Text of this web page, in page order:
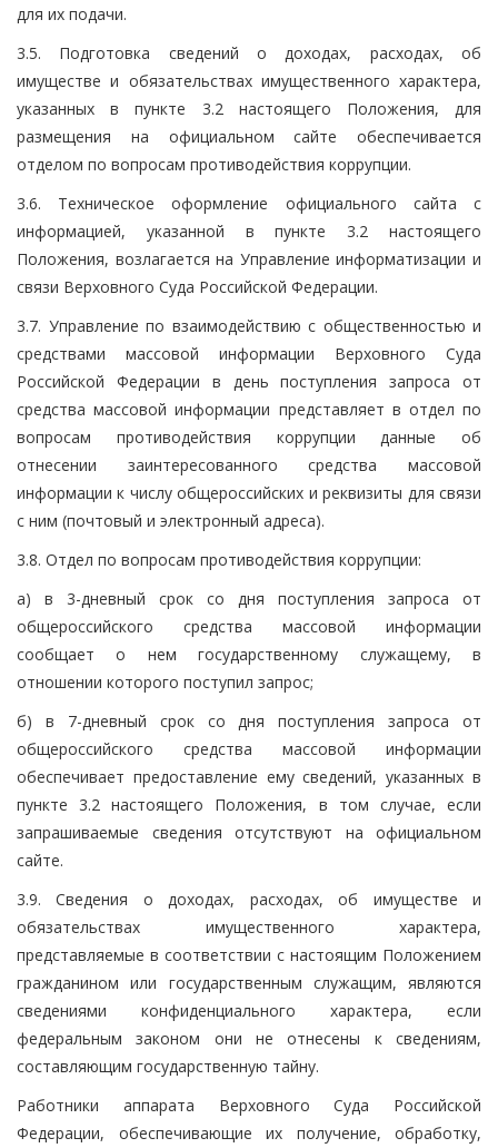
для их подачи.
3.5. Подготовка сведений о доходах, расходах, об
имуществе и обязательствах имущественного характера,
указанных в пункте 3.2 настоящего Положения, для
размещения на официальном сайте обеспечивается
отделом по вопросам противодействия коррупции.
3.6. Техническое оформление официального сайта с
информацией, указанной в пункте 3.2 настоящего
Положения, возлагается на Управление информатизации и
связи Верховного Суда Российской Федерации.
3.7. Управление по взаимодействию с общественностью и
средствами массовой информации Верховного Суда
Российской Федерации в день поступления запроса от
средства массовой информации представляет в отдел по
вопросам противодействия коррупции данные об
отнесении заинтересованного средства массовой
информации к числу общероссийских и реквизиты для связи
с ним (почтовый и электронный адреса).
3.8. Отдел по вопросам противодействия коррупции:
а) в 3-дневный срок со дня поступления запроса от
общероссийского средства массовой информации
сообщает о нем государственному служащему, в
отношении которого поступил запрос;
б) в 7-дневный срок со дня поступления запроса от
общероссийского средства массовой информации
обеспечивает предоставление ему сведений, указанных в
пункте 3.2 настоящего Положения, в том случае, если
запрашиваемые сведения отсутствуют на официальном
сайте.
3.9. Сведения о доходах, расходах, об имуществе и
обязательствах имущественного характера,
представляемые в соответствии с настоящим Положением
гражданином или государственным служащим, являются
сведениями конфиденциального характера, если
федеральным законом они не отнесены к сведениям,
составляющим государственную тайну.
Работники аппарата Верховного Суда Российской
Федерации, обеспечивающие их получение, обработку,